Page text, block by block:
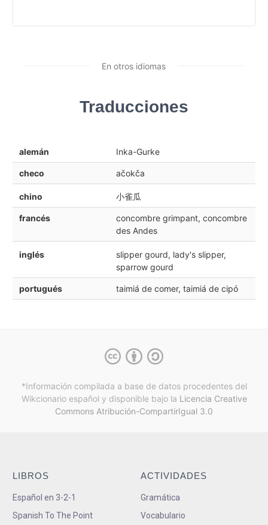
En otros idiomas
Traducciones
alemán Inka-Gurke
checo ačokča
chino 小雀瓜
francés
concombre grimpant, concombre
des Andes
inglés
slipper gourd, lady's slipper,
sparrow gourd
portugués taimiá de comer, taimiá de cipó
*Información compilada a base de datos procedentes del
Wikcionario español y disponible bajo la Licencia Creative
Commons Atribución-CompartirIgual 3.0
LIBROS
Español en 3-2-1
Spanish To The Point
ACTIVIDADES
Gramática
Vocabulario